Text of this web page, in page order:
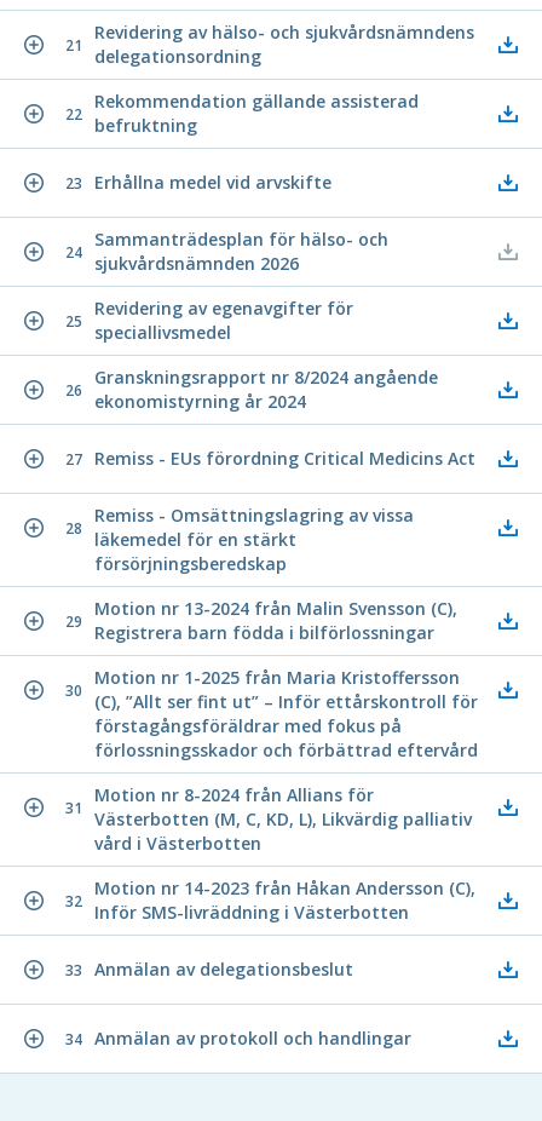
21
Revidering av hälso- och sjukvårdsnämndens
delegationsordning
22
Rekommendation gällande assisterad
befruktning
23 Erhållna medel vid arvskifte
24
Sammanträdesplan för hälso- och
sjukvårdsnämnden 2026
25
Revidering av egenavgifter för
speciallivsmedel
26
Granskningsrapport nr 8/2024 angående
ekonomistyrning år 2024
27 Remiss - EUs förordning Critical Medicins Act
28
Remiss - Omsättningslagring av vissa
läkemedel för en stärkt
försörjningsberedskap
29
Motion nr 13-2024 från Malin Svensson (C),
Registrera barn födda i bilförlossningar
30
Motion nr 1-2025 från Maria Kristoffersson
(C), ”Allt ser fint ut” – Inför ettårskontroll för
förstagångsföräldrar med fokus på
förlossningsskador och förbättrad eftervård
31
Motion nr 8-2024 från Allians för
Västerbotten (M, C, KD, L), Likvärdig palliativ
vård i Västerbotten
32
Motion nr 14-2023 från Håkan Andersson (C),
Inför SMS-livräddning i Västerbotten
33 Anmälan av delegationsbeslut
34 Anmälan av protokoll och handlingar